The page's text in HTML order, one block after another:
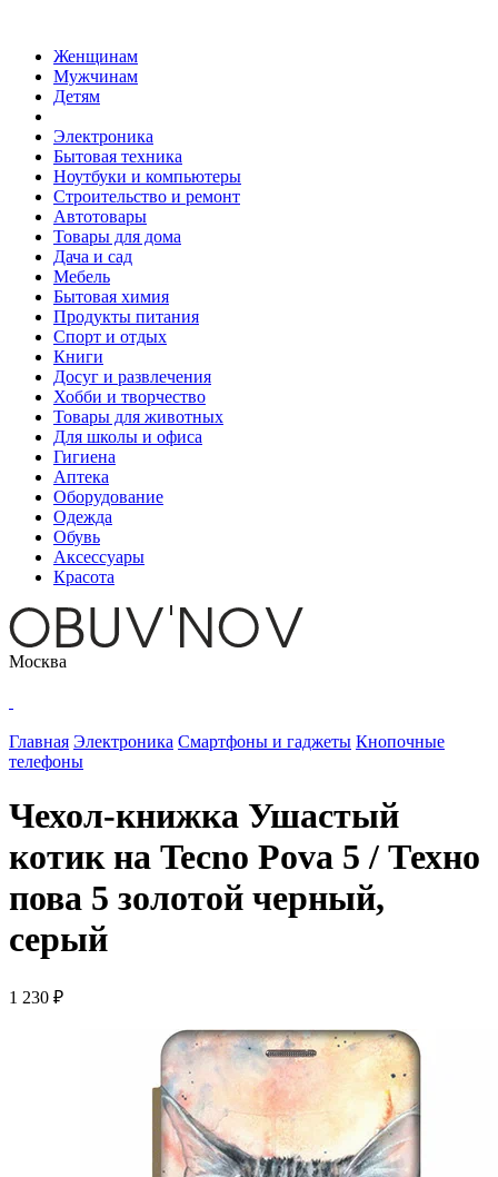
Женщинам
Мужчинам
Детям
Электроника
Бытовая техника
Ноутбуки и компьютеры
Строительство и ремонт
Автотовары
Товары для дома
Дача и сад
Мебель
Бытовая химия
Продукты питания
Спорт и отдых
Книги
Досуг и развлечения
Хобби и творчество
Товары для животных
Для школы и офиса
Гигиена
Аптека
Оборудование
Одежда
Обувь
Аксессуары
Красота
Москва
Главная Электроника Смартфоны и гаджеты Кнопочные
телефоны
Чехол-книжка Ушастый
котик на Tecno Pova 5 / Техно
пова 5 золотой черный,
серый
1 230 ₽